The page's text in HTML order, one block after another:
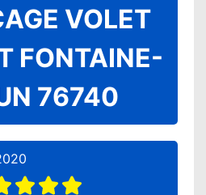
VOLET
FONTAINE-
76740